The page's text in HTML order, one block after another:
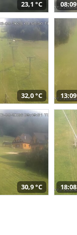
23,1 °C 08:09
32,0 °C 13:09
30,9 °C 18:08